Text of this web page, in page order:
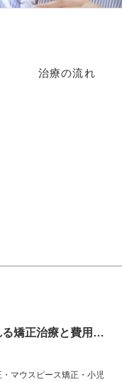
治療の流れ
過蓋咬合（かがいこうごう）とは？原因やリスク、適用される矯正治療と費用の目安
マウスピース矯正・小児